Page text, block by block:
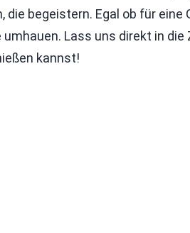
begeistern. Egal ob für eine
Lass uns direkt in
kannst!